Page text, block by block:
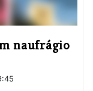
naufrágio